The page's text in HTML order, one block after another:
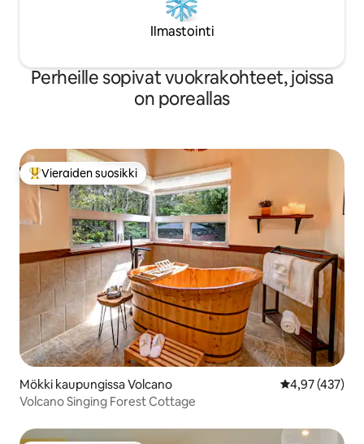
Ilmastointi
Perheille sopivat vuokrakohteet, joissa
on poreallas
Vieraiden suosikkien parhaimmistoa
Vieraiden suosikki
Mökki kaupungissa Volcano
4,97 (437)
Volcano Singing Forest Cottage